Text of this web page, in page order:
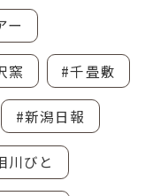
ー
窯 #千畳敷
#新潟日報
川びと